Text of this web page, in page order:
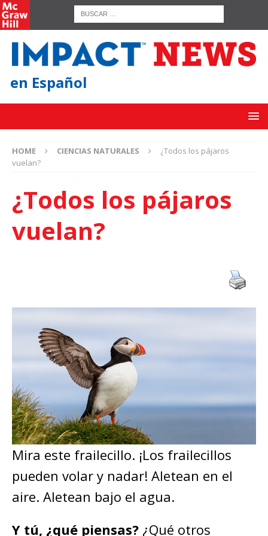
en Español
HOME CIENCIAS NATURALES
¿Todos los pájaros
vuelan?
¿Todos los pájaros
vuelan?
Mira este frailecillo. ¡Los frailecillos
pueden volar y nadar! Aletean en el
aire. Aletean bajo el agua.
Y tú, ¿qué piensas? ¿Qué otros